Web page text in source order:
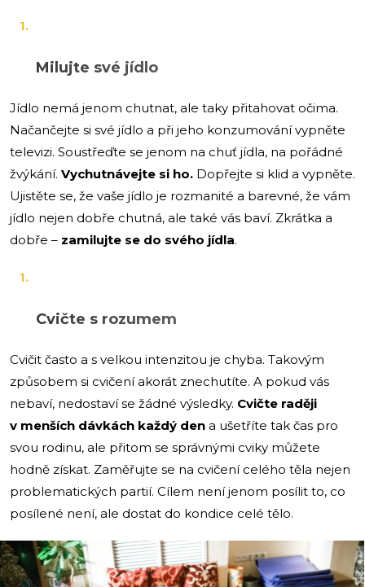
Milujte své jídlo
Jídlo nemá jenom chutnat, ale taky přitahovat očima.
Načančejte si své jídlo a při jeho konzumování vypněte
televizi. Soustřeďte se jenom na chuť jídla, na pořádné
žvýkání. Vychutnávejte si ho. Dopřejte si klid a vypněte.
Ujistěte se, že vaše jídlo je rozmanité a barevné, že vám
jídlo nejen dobře chutná, ale také vás baví. Zkrátka a
dobře – zamilujte se do svého jídla.
Cvičte s rozumem
Cvičit často a s velkou intenzitou je chyba. Takovým
způsobem si cvičení akorát znechutíte. A pokud vás
nebaví, nedostaví se žádné výsledky. Cvičte raději
v menších dávkách každý den a ušetříte tak čas pro
svou rodinu, ale přitom se správnými cviky můžete
hodně získat. Zaměřujte se na cvičení celého těla nejen
problematických partií. Cílem není jenom posílit to, co
posílené není, ale dostat do kondice celé tělo.